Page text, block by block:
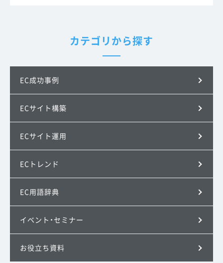
カテゴリから探す
EC成功事例
ECサイト構築
ECサイト運用
ECトレンド
EC用語辞典
イベント・セミナー
お役立ち資料